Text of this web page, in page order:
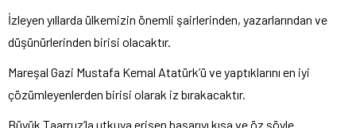
İzleyen yıllarda ülkemizin önemli şairlerinden, yazarlarından ve
düşünürlerinden birisi olacaktır.
Mareşal Gazi Mustafa Kemal Atatürk’ü ve yaptıklarını en iyi
çözümleyenlerden birisi olarak iz bırakacaktır.
Büyük Taarruz’la utkuya erişen başarıyı kısa ve öz şöyle